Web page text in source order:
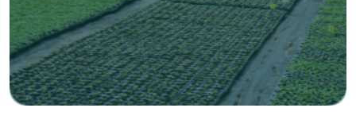
Тульская область, Венёвский р-н, село
Борщевое, улица Лесная, д. 13
8 963 224 87 99
https://www.venev1.ru/